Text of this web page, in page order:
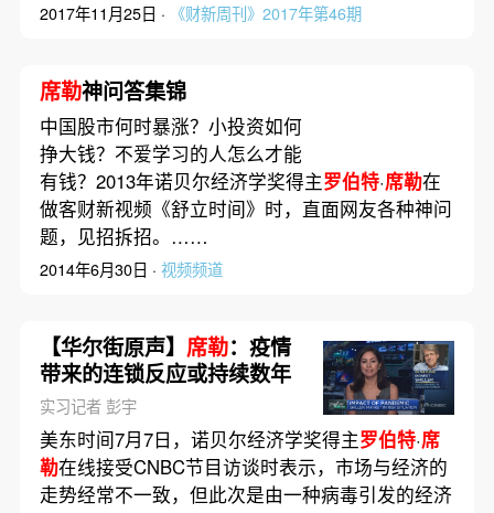
2017年11月25日 · 《财新周刊》2017年第46期
席勒神问答集锦
中国股市何时暴涨？小投资如何
挣大钱？不爱学习的人怎么才能
有钱？2013年诺贝尔经济学奖得主罗伯特·席勒在
做客财新视频《舒立时间》时，直面网友各种神问
题，见招拆招。……
2014年6月30日 · 视频频道
【华尔街原声】 席勒：疫情
带来的连锁反应或持续数年
实习记者 彭宇
美东时间7月7日，诺贝尔经济学奖得主罗伯特·席
勒在线接受CNBC节目访谈时表示，市场与经济的
走势经常不一致，但此次是由一种病毒引发的经济